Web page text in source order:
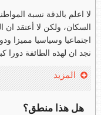
لا اعلم بالدقة نسبة
السكان، ولكن لا أعتقد ان
اجتماعيا وسياسيا مميزا
نجد ان لهذه الطائفة دورا
المزيد
هل هذا منطق؟